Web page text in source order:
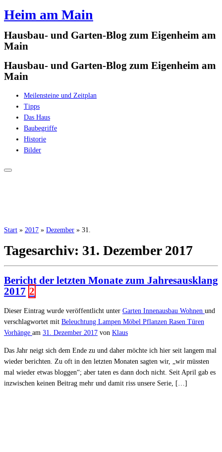
Zum
springen
Heim am Main
Hausbau- und Garten-Blog zum Eigenheim am
Main
Hausbau- und Garten-Blog zum Eigenheim am
Main
Meilensteine und Zeitplan
Tipps
Das Haus
Baubegriffe
Historie
Bilder
Start » 2017 » Dezember » 31.
Tagesarchiv: 31. Dezember 2017
Bericht der letzten Monate zum Jahresausklang
2017 2
Dieser Eintrag wurde veröffentlicht unter Garten Innenausbau Wohnen und
verschlagwortet mit Beleuchtung Lampen Möbel Pflanzen Rasen Türen
Vorhänge am 31. Dezember 2017 von Klaus
Das Jahr neigt sich dem Ende zu und daher möchte ich hier seit langem mal
wieder berichten. Zu oft in den letzten Monaten sagten wir, „wir müssten
mal wieder etwas bloggen“; aber taten es dann doch nicht. Seit April gab es
inzwischen keinen Beitrag mehr und damit riss unsere Serie, […]